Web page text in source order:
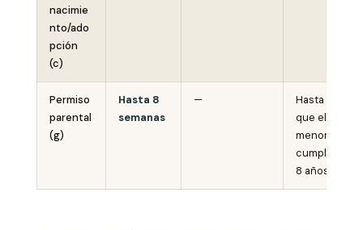
nacimie
nto/ado
pción
(c)
Permiso
parental
(g)
Hasta 8
semanas
—
Hasta
que el
menor
cumpla
8 años